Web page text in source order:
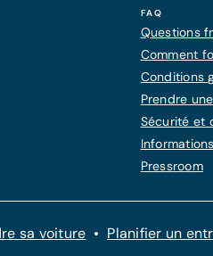
FAQ
Questions
Comment
Conditions
Prendre
Sécurité et
Pressroom
sa voiture Planifier un